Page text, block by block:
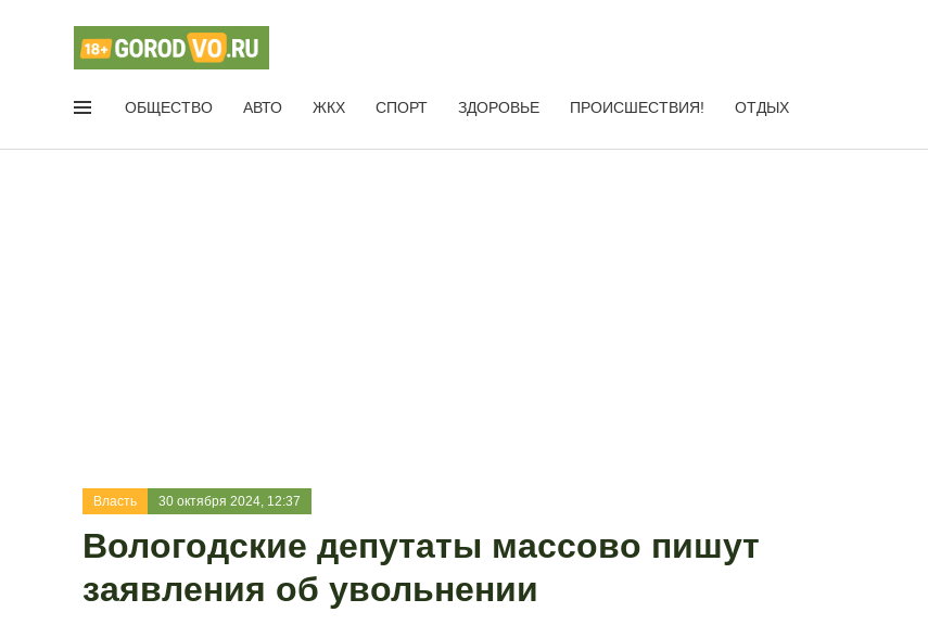
ОБЩЕСТВО АВТО ЖКХ СПОРТ ЗДОРОВЬЕ ПРОИСШЕСТВИЯ! ОТДЫХ
Власть 30 октября 2024, 12:37
Вологодские депутаты массово пишут
заявления об увольнении